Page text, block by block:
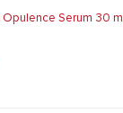
Opulence Serum 30 ml